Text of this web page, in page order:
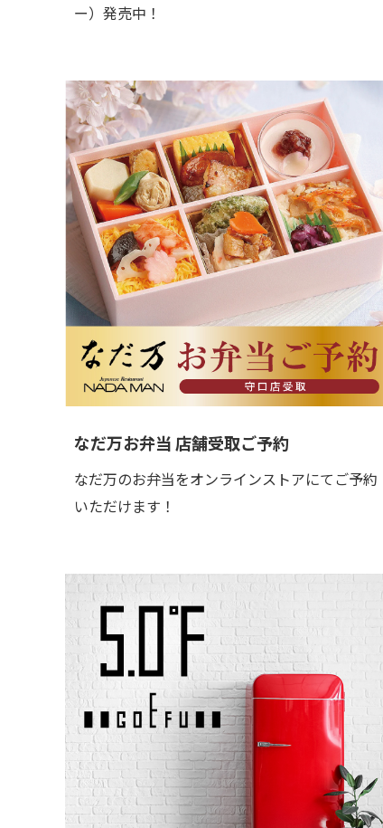
ー）発売中！
なだ万お弁当 店舗受取ご予約
なだ万のお弁当をオンラインストアにてご予約
いただけます！